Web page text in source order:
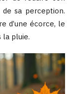
de sa perception.
d’une écorce, le
la pluie.